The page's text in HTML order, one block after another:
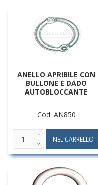
ANELLO APRIBILE CON
BULLONE E DADO
AUTOBLOCCANTE
Cod: AN850